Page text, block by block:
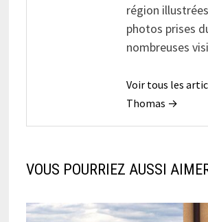
région
photos prises
nombreuses
Voir tous les
Thomas →
VOUS POURRIEZ AUSSI